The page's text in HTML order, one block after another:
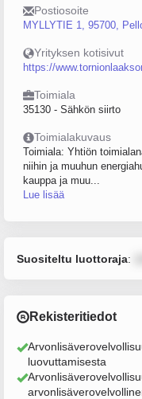
Postiosoite
MYLLYTIE 1, 95700,
Yrityksen kotisivut
https://
Toimiala
35130 - Sähkön siirto
Toimialakuvaus
Toimiala: Yhtiön
niihin ja muuhun
kauppa ja muu...
Lue lisää
Suositeltu luottoraja:
Rekisteritiedot
luovuttamisesta